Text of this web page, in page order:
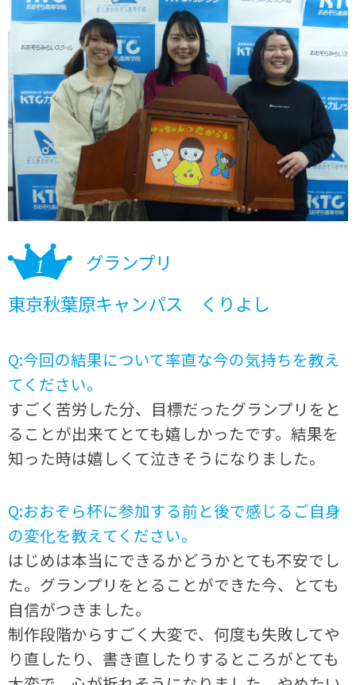
グランプリ
東京秋葉原キャンパス くりよし
Q:今回の結果について率直な今の気持ちを教え
てください。
すごく苦労した分、目標だったグランプリをと
ることが出来てとても嬉しかったです。結果を
知った時は嬉しくて泣きそうになりました。
Q:おおぞら杯に参加する前と後で感じるご自身
の変化を教えてください。
はじめは本当にできるかどうかとても不安でし
た。グランプリをとることができた今、とても
自信がつきました。
制作段階からすごく大変で、何度も失敗してや
り直したり、書き直したりするところがとても